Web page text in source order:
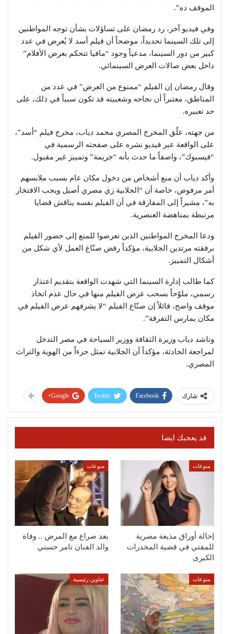
الموقف ده”.
وفي فيديو آخر، رد رمضان على تساؤلات بشأن توجه المواطنين
إلى تلك السينما تحديداً، موضحاً أن فيلم
أسد لا يُعرض في عدد
كبير من دور السينما، مدعياً وجود “مافيا تتحكم بعرض الأفلام”
داخل بعض صالات العرض السينمائي.
وقال رمضان إن الفيلم “ممنوع من العرض” في عدد من
المناطق، معتبراً أن نجاحه وشعبيته قد تكون سبباً في ذلك، على
حد تعبيره.
من جهته، علّق المخرج المصري محمد دياب، مخرج فيلم “أسد”،
على الواقعة عبر فيديو نشره على صفحته الرسمية في
“فيسبوك”، واصفاً ما حدث بأنه “جريمة” وتمييز غير مقبول.
وأكد دياب أن منع أشخاص من دخول مكان عام بسبب ملابسهم
أمر مرفوض، خاصة أن “الجلابية زي مصري أصيل ويجب الافتخار
به”، مشيراً إلى المفارقة في أن الفيلم نفسه يناقش قضايا
مرتبطة بمناهضة العنصرية.
ودعا المخرج المواطنين الذين تعرضوا للمنع إلى حضور الفيلم
برفقته مرتدين الجلابية، مؤكداً رفض صنّاع العمل لأي شكل من
أشكال التمييز.
كما طالب إدارة السينما التي شهدت الواقعة بتقديم اعتذار
رسمي، ملوّحاً بسحب عرض الفيلم منها في حال عدم اتخاذ
موقف واضح، قائلاً إن صنّاع الفيلم “لا يشرفهم عرض الفيلم في
مكان يمارس التفرقة”.
وناشد دياب وزيرة الثقافة ووزير السياحة في مصر التدخل
لمراجعة الحادثة، مؤكداً أن الجلابية تمثل جزءاً من الهوية والتراث
المصري.
شارك Facebook
Twitter
Google+
قد يعجبك ايضا
منوعات
إحالة أوراق مذيعة مصرية
للمفتي في قضية المخدرات
الكبرى
منوعات
بعد صراع مع المرض .. وفاة
والد الفنان تامر حسني
منوعات عناوين رئيسية